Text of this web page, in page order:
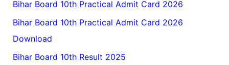
Bihar Board 10th Practical Admit Card 2026
Bihar Board 10th Practical Admit Card 2026
Download
Bihar Board 10th Result 2025